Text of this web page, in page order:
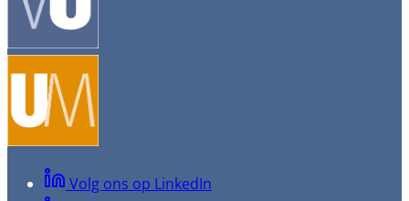
Volg ons op LinkedIn